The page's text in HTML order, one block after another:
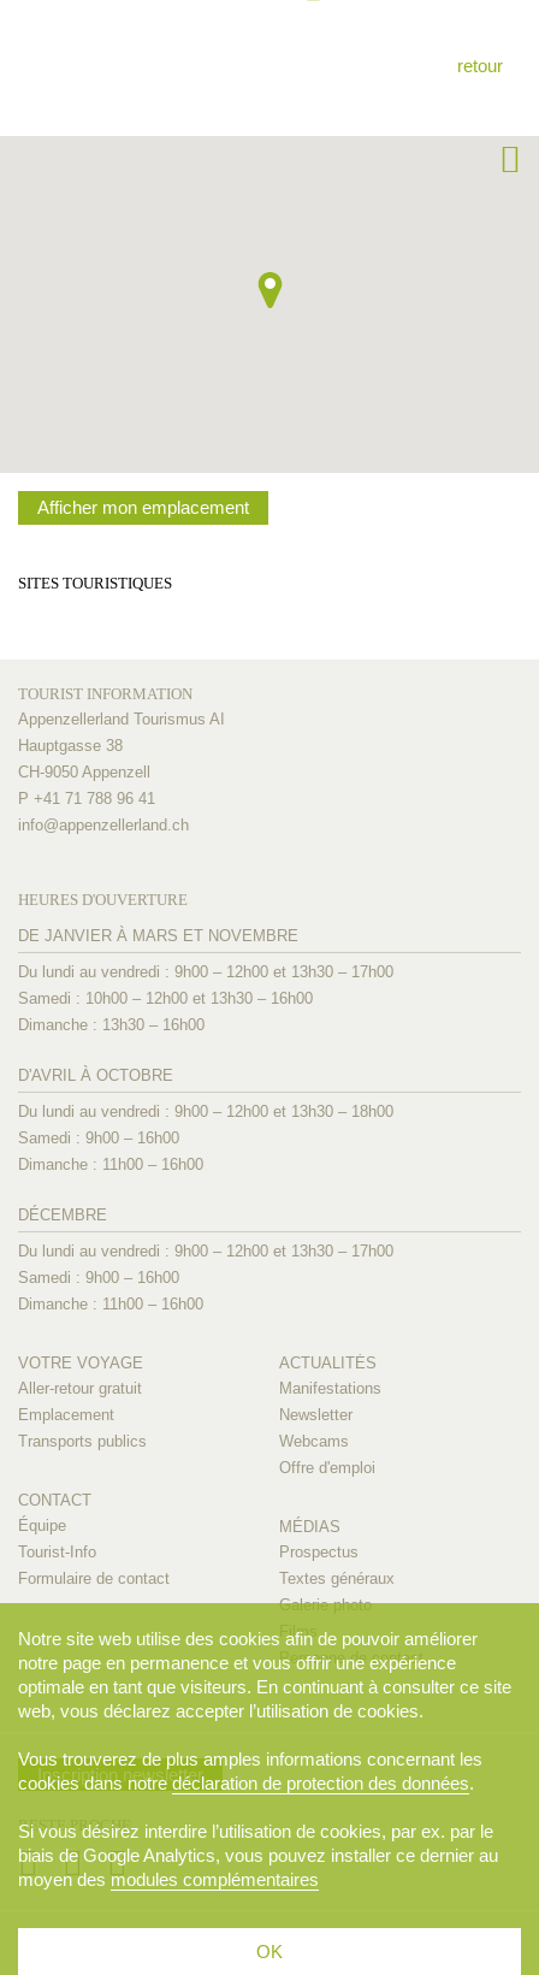
retour
Afficher mon emplacement
SITES TOURISTIQUES
TOURIST INFORMATION
Appenzellerland Tourismus AI
Hauptgasse 38
CH-9050 Appenzell
P +41 71 788 96 41
info@appenzellerland.ch
HEURES D'OUVERTURE
DE JANVIER À MARS ET NOVEMBRE
Du lundi au vendredi : 9h00 – 12h00 et 13h30 – 17h00
Samedi : 10h00 – 12h00 et 13h30 – 16h00
Dimanche : 13h30 – 16h00
D'AVRIL À OCTOBRE
Du lundi au vendredi : 9h00 – 12h00 et 13h30 – 18h00
Samedi : 9h00 – 16h00
Dimanche : 11h00 – 16h00
DÉCEMBRE
Du lundi au vendredi : 9h00 – 12h00 et 13h30 – 17h00
Samedi : 9h00 – 16h00
Dimanche : 11h00 – 16h00
VOTRE VOYAGE
Aller-retour gratuit
Emplacement
Transports publics
CONTACT
Équipe
Tourist-Info
Formulaire de contact
ACTUALITÉS
Manifestations
Newsletter
Webcams
Offre d'emploi
MÉDIAS
Prospectus
Textes généraux
Galerie photo
Films
Personne de contact
Inscription newsletter
RESTE PROCHE
Déclaration de protection des données
Notre site web utilise des cookies afin de pouvoir améliorer
notre page en permanence et vous offrir une expérience
optimale en tant que visiteurs. En continuant à consulter ce site
web, vous déclarez accepter l’utilisation de cookies.
Vous trouverez de plus amples informations concernant les
cookies dans notredéclaration de protection des données.
Si vous désirez interdire l’utilisation de cookies, par ex. par le
biais de Google Analytics, vous pouvez installer ce dernier au
moyen des modules complémentaires
OK